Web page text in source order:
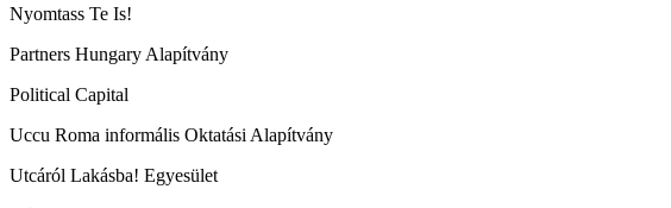
Nyomtass Te Is!
Partners Hungary Alapítvány
Political Capital
Uccu Roma informális Oktatási Alapítvány
Utcáról Lakásba! Egyesület